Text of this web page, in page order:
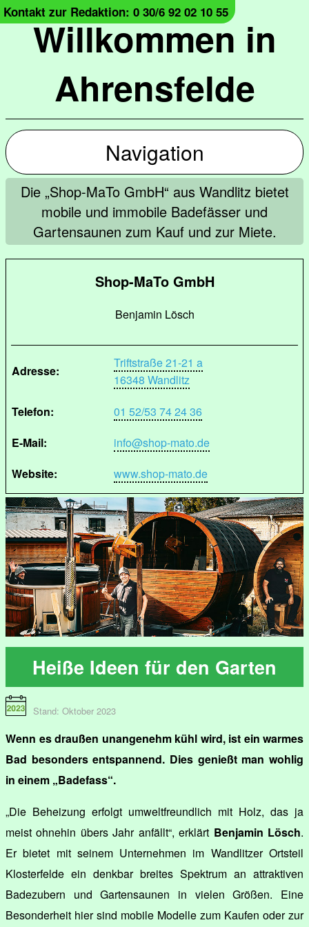
Willkommen in
Ahrensfelde
Kontakt zur Redaktion: 0 30/6 92 02 10 55
Navigation
Die „Shop-MaTo GmbH“ aus Wandlitz bietet
mobile und immobile Badefässer und
Gartensaunen zum Kauf und zur Miete.
Shop-MaTo GmbH
Benjamin Lösch
Adresse:
Triftstraße 21-21 a
16348 Wandlitz
Telefon:
01 52/53 74 24 36
E-Mail:
info@shop-mato.de
Website:
www.shop-mato.de
Heiße Ideen für den Garten
Stand: Oktober 2023
Wenn es draußen unangenehm kühl wird, ist ein warmes
Bad besonders entspannend. Dies genießt man wohlig
in einem „Badefass“.
„Die Beheizung erfolgt umweltfreundlich mit Holz, das ja
meist ohnehin übers Jahr anfällt“, erklärt Benjamin Lösch.
Er bietet mit seinem Unternehmen im Wandlitzer Ortsteil
Klosterfelde ein denkbar breites Spektrum an attraktiven
Badezubern und Gartensaunen in vielen Größen. Eine
Besonderheit hier sind mobile Modelle zum Kaufen oder zur